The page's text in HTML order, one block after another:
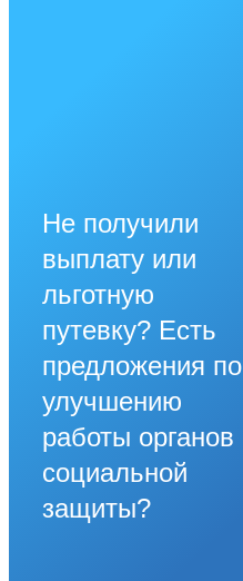
Не получили
выплату или
льготную
путевку? Есть
предложения по
улучшению
работы органов
социальной
защиты?